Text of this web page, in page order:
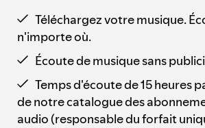
Téléchargez votre musique.
n'importe où.
Écoute de musique sans
Temps d'écoute de 15 heures
de notre catalogue des
audio (responsable du forfait